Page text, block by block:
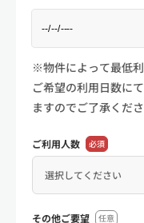
※物件によって最低利
ご希望の利用日数に
ますのでご了承くださ
ご利用人数 必須
その他ご要望 任意